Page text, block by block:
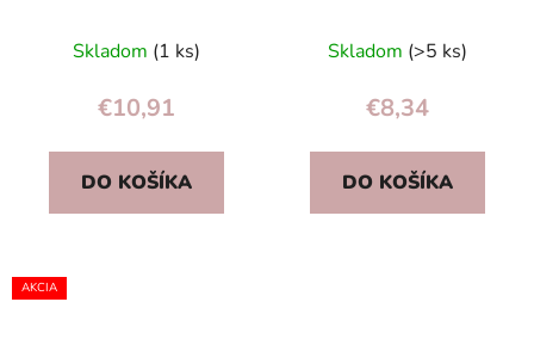
Skladom (1 ks)
€10,91
DO KOŠÍKA
vzory, pre bábätká 0+
Skladom (>5 ks)
€8,34
DO KOŠÍKA
AKCIA